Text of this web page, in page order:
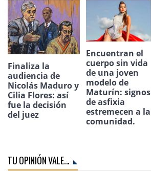
Finaliza la
audiencia de
Nicolás Maduro y
Cilia Flores: así
fue la decisión
del juez
Encuentran el
cuerpo sin vida
de una joven
modelo de
Maturín: signos
de asfixia
estremecen a la
comunidad.
TU OPINIÓN VALE...